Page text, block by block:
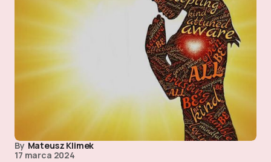
By Mateusz Klimek
17 marca 2024